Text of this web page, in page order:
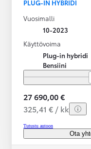
PLUG-IN HYBRIDI
Vuosimalli
10-2023
Käyttövoima
Plug-in hybridi
Bensiini
27 690,00 €
325,41 € / kk
Tutustu autoon
Ota